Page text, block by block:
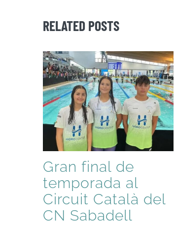
RELATED POSTS
Gran final de
temporada al
Circuit Català del
CN Sabadell